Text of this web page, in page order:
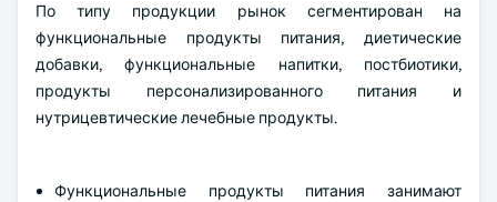
По типу продукции рынок сегментирован на
функциональные продукты питания, диетические
добавки, функциональные напитки, постбиотики,
продукты персонализированного питания и
нутрицевтические лечебные продукты.
Функциональные продукты питания занимают